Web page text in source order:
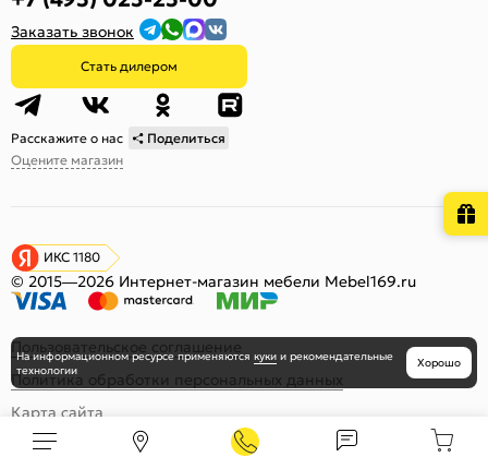
Заказать звонок
Стать дилером
Расскажите о нас
Поделиться
Оцените магазин
ИКС 1180
© 2015—2026 Интернет-магазин мебели Mebel169.ru
Пользовательское соглашение
Политика обработки персональных данных
Карта сайта
На информационном ресурсеприменяются куки и рекомендательные
технологии
Хорошо